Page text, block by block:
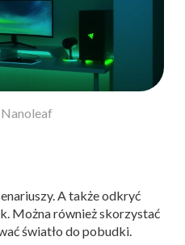
A także odkryć
Można również skorzystać
światło do pobudki.